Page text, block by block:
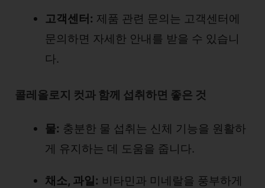
고객센터: 제품 관련 문의는 고객센터에
문의하면 자세한 안내를 받을 수 있습니
다.
콜레올로지 컷과 함께 섭취하면 좋은 것
물: 충분한 물 섭취는 신체 기능을 원활하
게 유지하는 데 도움을 줍니다.
채소, 과일: 비타민과 미네랄을 풍부하게